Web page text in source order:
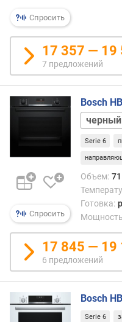
о
т
д
в
с
и
в
а
и
я
(
м
ш
и
Спросить
17 357 — 19
7 предложений
Спросить
Bosch
белый
Serie 6
Объем:
Готовка:
17 845 — 19
6 предложений
Bosch
Serie 6